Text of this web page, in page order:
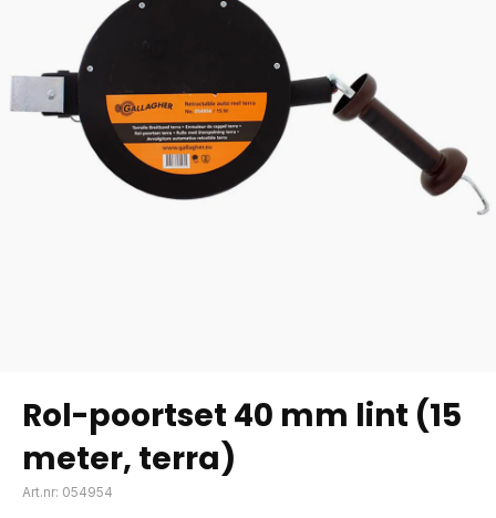
Rol-poortset 40 mm lint (15
meter, terra)
Art.nr: 054954